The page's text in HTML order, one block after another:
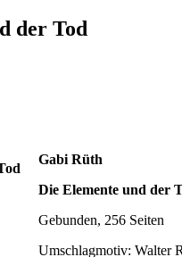
der Tod
Gabi Rüth
Die Elemente und der
Gebunden, 256 Seiten
Umschlagmotiv: Walter